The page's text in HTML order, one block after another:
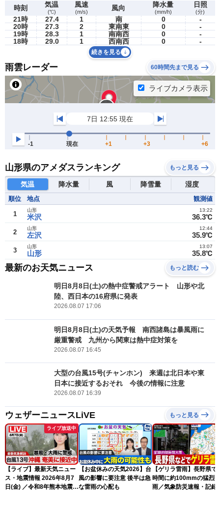
時刻 気温
(℃)
風速
(m/s) 風向 降水量
(mm/h)
日照
(分)
21時 27.4 1 南 0
-
20時
27.3 2 東南東 0
-
19時
28.3 1 南南西 0
-
18時
29.0 1 西南西 0 -
続きを見る
雨雲レーダー 60時間先まで見る
山形県のアメダスランキング もっと見る
気温 降水量 風 降雪量 湿度
順位 地点 観測値
1 米沢
山形
36.3℃
13:22
2 左沢
山形
35.9℃
12:44
3 山形
山形
35.8℃
13:07
最新のお天気ニュース もっと読む
明日8月8日(土)の熱中症警戒アラート 山形や北
陸、西日本の16府県に発表
2026.08.07 17:06
明日8月8日(土)の天気予報 南西諸島は暴風雨に
厳重警戒 九州から関東は熱中症対策を
2026.08.07 16:45
大型の台風15号(チャンホン) 来週は北日本や東
日本に接近するおそれ 今後の情報に注意
2026.08.07 16:39
ウェザーニュースLiVE もっと見る
ライブ放送中
【ライブ】最新天気ニュー
ス・地震情報 2026年8月7
日(金) ／令和8年熊本地震情
【お盆休みの天気2026】台
風の影響に要注意 後半は急
な雷雨の心配も
【ゲリラ雷雨】長野県で1
時間に約100mmの猛烈な
雨／気象防災速報・記録